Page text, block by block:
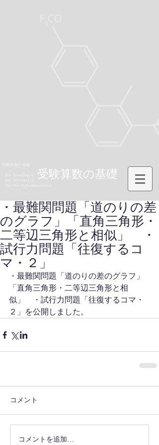
受験算数の基礎
・最難関問題「道のりの差
のグラフ」「直角三角形・
二等辺三角形と相似」 ・
試行力問題「往復するコ
マ・２」
・最難関問題「道のりの差のグラフ」
「直角三角形・二等辺三角形と相
似」　・試行力問題「往復するコマ・
２」を公開しました。
コメント
コメントを追加…